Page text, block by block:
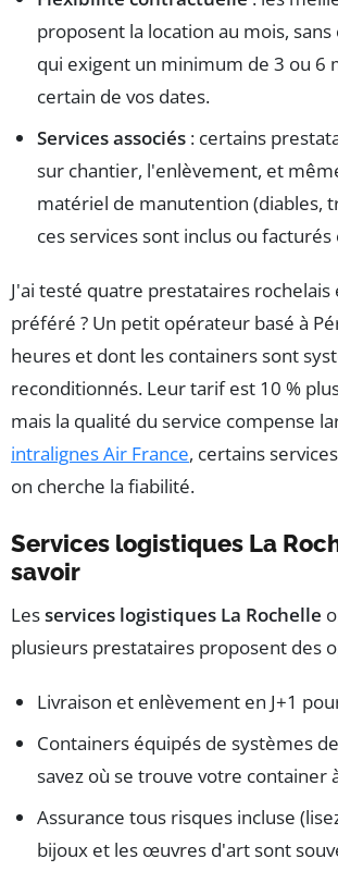
proposent la location au mois,
qui exigent un minimum de 3 ou 6
certain de vos dates.
Services associés : certains
sur chantier, l'enlèvement, et
matériel de manutention (diables,
ces services sont inclus ou
J'ai testé quatre prestataires
préféré ? Un petit opérateur basé à
heures et dont les containers sont
reconditionnés. Leur tarif est 10 %
mais la qualité du service compense
intralignes Air France, certains services
on cherche la fiabilité.
Services logistiques La
savoir
Lesservices logistiques La Rochelle
plusieurs prestataires proposent des
Livraison et enlèvement en J+1
Containers équipés de systèmes
savez où se trouve votre container
Assurance tous risques incluse
bijoux et les œuvres d'art sont